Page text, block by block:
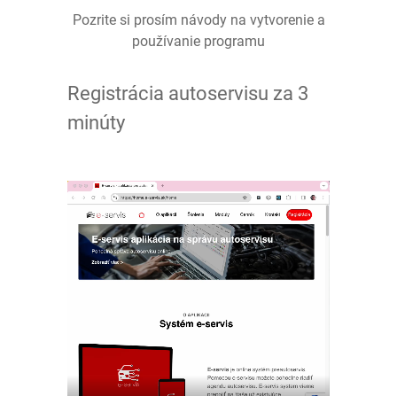
Pozrite si prosím návody na vytvorenie a
používanie programu
Registrácia autoservisu za 3
minúty